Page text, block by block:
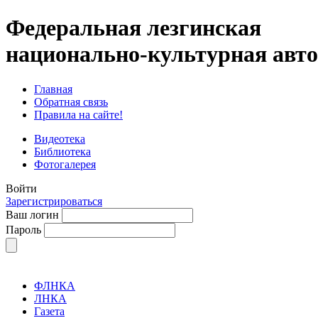
Федеральная лезгинская
национально-культурная
Главная
Обратная связь
Правила на сайте!
Видеотека
Библиотека
Фотогалерея
Войти
Зарегистрироваться
Ваш логин
Пароль
ФЛНКА
ЛНКА
Газета